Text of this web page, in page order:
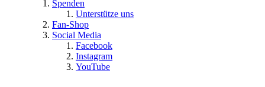
Spenden
Unterstütze uns
Fan-Shop
Social Media
Facebook
Instagram
YouTube